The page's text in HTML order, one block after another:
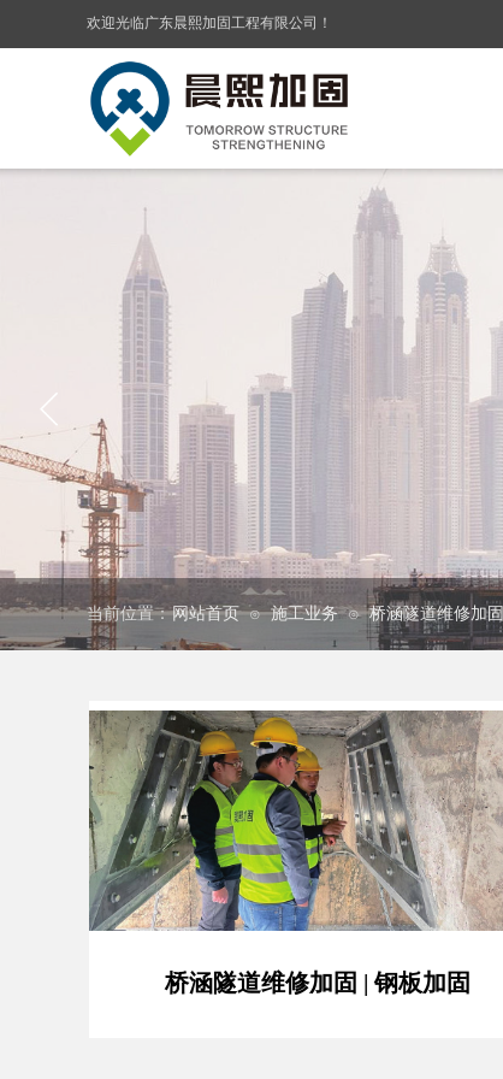
欢迎光临广东晨熙加固工程有限公司！
网站首页 ⊙ 施工业务 ⊙ 桥涵隧道维修加固
当前位置：
桥涵隧道维修加固 | 钢板加固